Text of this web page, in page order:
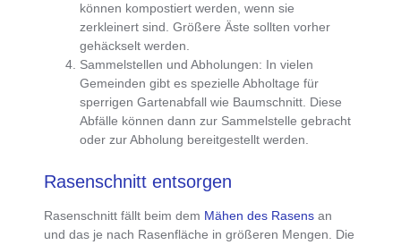
können kompostiert werden, wenn sie
zerkleinert sind. Größere Äste sollten vorher
gehäckselt werden.
Sammelstellen und Abholungen: In vielen
Gemeinden gibt es spezielle Abholtage für
sperrigen Gartenabfall wie Baumschnitt. Diese
Abfälle können dann zur Sammelstelle gebracht
oder zur Abholung bereitgestellt werden.
Rasenschnitt entsorgen
Rasenschnitt fällt beim dem Mähen des Rasens an
und das je nach Rasenfläche in größeren Mengen. Die